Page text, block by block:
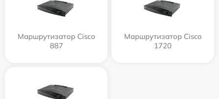
Маршрутизатор Cisco
887
Маршрутизатор Cisco
1720